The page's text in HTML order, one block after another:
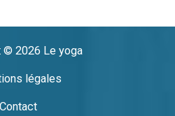
© 2026 Le yoga
légales
Contact